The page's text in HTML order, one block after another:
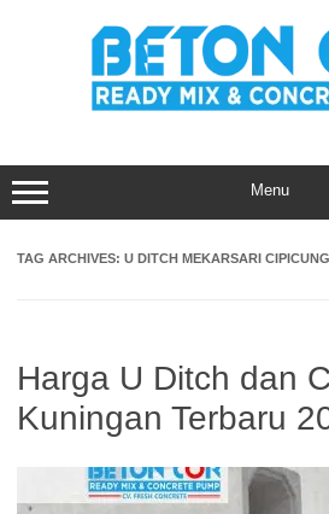
Menu
TAG ARCHIVES: U DITCH MEKARSARI
Harga U Ditch dan
Kuningan Terbaru